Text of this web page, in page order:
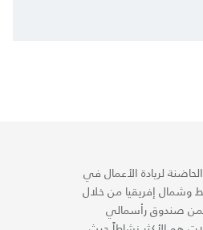
لريادة الأعمال في
وشمال إفريقيا من خلال
صندوق رأسمالي